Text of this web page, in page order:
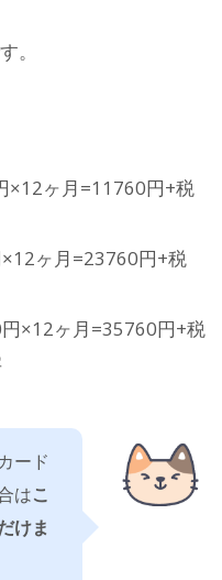
。
×12ヶ月=11760円+税
ヶ月=23760円+税
×12ヶ月=35760円+税
ード
はこ
けま